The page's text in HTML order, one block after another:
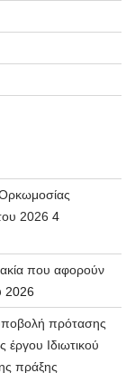
2026 4
που αφορούν
2026
πρότασης
Ιδιωτικού
πράξης